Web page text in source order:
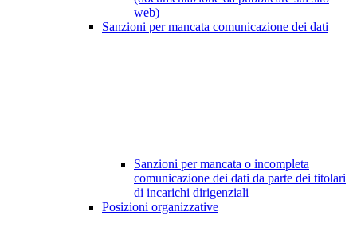
web)
Sanzioni per mancata comunicazione dei dati
Sanzioni per mancata o incompleta
comunicazione dei dati da parte dei titolari
di incarichi dirigenziali
Posizioni organizzative